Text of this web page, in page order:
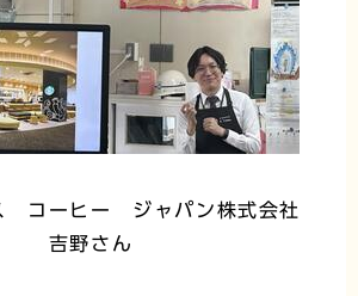
コーヒー ジャパン株式会社
吉野さん